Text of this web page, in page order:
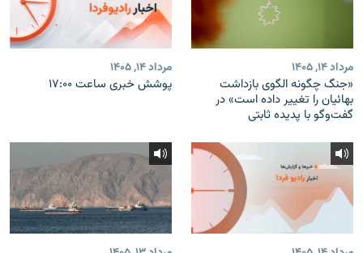
مرداد ۱۴, ۱۴۰۵
«جنگ چگونه الگوی بازداشت
بهائیان را تغییر داده است» در
گفت‌وگو با پدیده ثابتی
مرداد ۱۴, ۱۴۰۵
پوشش خبری ساعت ۱۷:۰۰